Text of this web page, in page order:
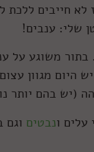
חייבים ללכת
שלי: ענבים!
משוגע על
יש היום מגוון
(יש בהם יותר
עלים ונבטים וגם